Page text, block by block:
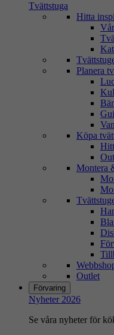
Tvättstuga
Hitta
Planera
Köpa
Montera
Outlet
Förvaring
Nyheter 2026
Se våra nyheter för